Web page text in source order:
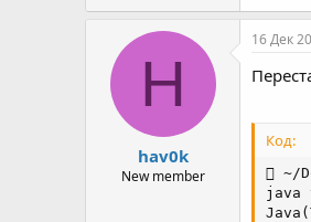
Как я
H
hav0k
New member
16 Дек
Код:
 ~/
java